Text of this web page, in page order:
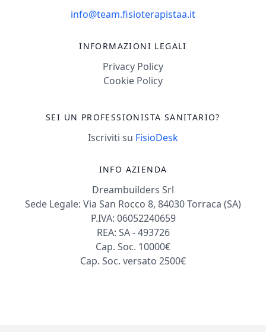
info@team.fisioterapistaa.it
INFORMAZIONI LEGALI
Privacy Policy
Cookie Policy
SEI UN PROFESSIONISTA SANITARIO?
Iscriviti su FisioDesk
INFO AZIENDA
Dreambuilders Srl
Sede Legale: Via San Rocco 8, 84030 Torraca (SA)
P.IVA: 06052240659
REA: SA - 493726
Cap. Soc. 10000€
Cap. Soc. versato 2500€